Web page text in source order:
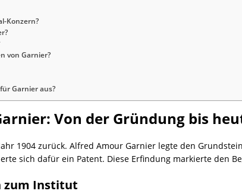
Konzern?
von Garnier?
Garnier aus?
Von der Gründung bis
1904 zurück. Alfred Amour Garnier legte den
sich dafür ein Patent. Diese Erfindung markierte den
zum Institut